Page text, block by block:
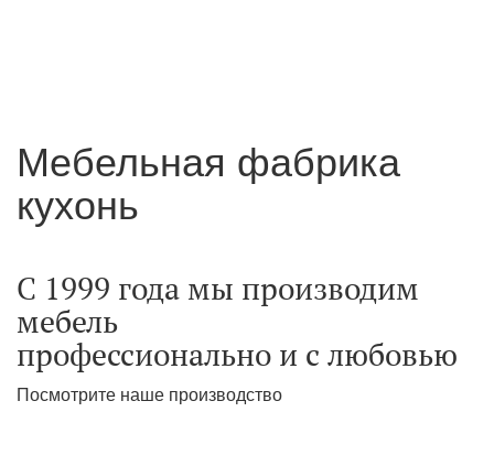
Мебельная фабрика
кухонь
С 1999 года мы производим
мебель
профессионально и с любовью
Посмотрите наше производство